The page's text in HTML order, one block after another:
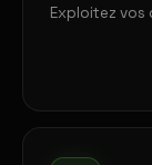
Exploitez vos